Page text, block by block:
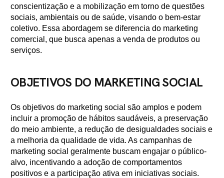
conscientização e a mobilização em torno de questões
sociais, ambientais ou de saúde, visando o bem-estar
coletivo. Essa abordagem se diferencia do marketing
comercial, que busca apenas a venda de produtos ou
serviços.
OBJETIVOS DO MARKETING SOCIAL
Os objetivos do marketing social são amplos e podem
incluir a promoção de hábitos saudáveis, a preservação
do meio ambiente, a redução de desigualdades sociais e
a melhoria da qualidade de vida. As campanhas de
marketing social geralmente buscam engajar o público-
alvo, incentivando a adoção de comportamentos
positivos e a participação ativa em iniciativas sociais.